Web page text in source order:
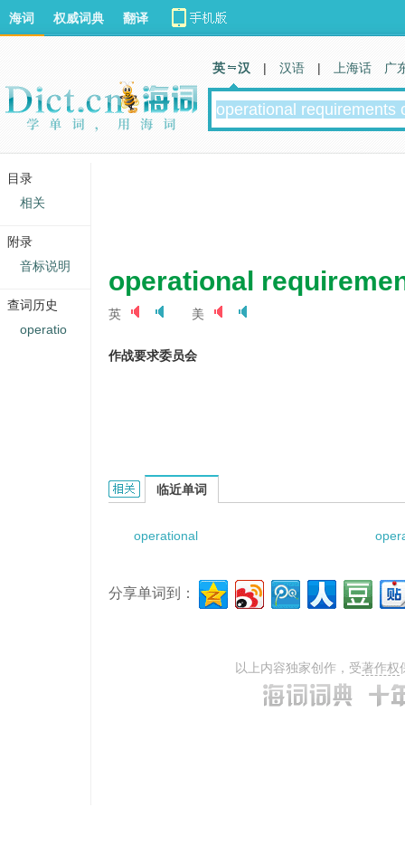
operational
英 美
作战要求委员会
Operational Requirements Committee的相关资料
临近单词
operational
分享单词到：
以上内容独家创作，受著作权
海词 权威词典 翻译
英 汉 | 汉语 | 上海话 广
目录
相关
附录
音标说明
查词历史
operatio